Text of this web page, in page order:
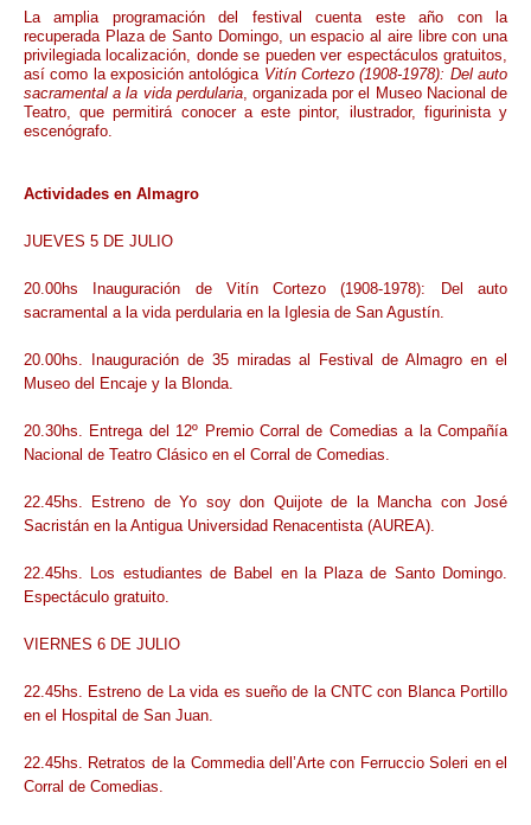
La amplia programación del festival cuenta este año con la
recuperada Plaza de Santo Domingo, un espacio al aire libre con una
privilegiada localización, donde se pueden ver espectáculos gratuitos,
así como la exposición antológica Vitín Cortezo (1908-1978): Del auto
sacramental a la vida perdularia, organizada por el Museo Nacional de
Teatro, que permitirá conocer a este pintor, ilustrador, figurinista y
escenógrafo.
Actividades en Almagro
JUEVES 5 DE JULIO
20.00hs Inauguración de Vitín Cortezo (1908-1978): Del auto
sacramental a la vida perdularia en la Iglesia de San Agustín.
20.00hs. Inauguración de 35 miradas al Festival de Almagro en el
Museo del Encaje y la Blonda.
20.30hs. Entrega del 12º Premio Corral de Comedias a la Compañía
Nacional de Teatro Clásico en el Corral de Comedias.
22.45hs. Estreno de Yo soy don Quijote de la Mancha con José
Sacristán en la Antigua Universidad Renacentista (AUREA).
22.45hs. Los estudiantes de Babel en la Plaza de Santo Domingo.
Espectáculo gratuito.
VIERNES 6 DE JULIO
22.45hs. Estreno de La vida es sueño de la CNTC con Blanca Portillo
en el Hospital de San Juan.
22.45hs. Retratos de la Commedia dell’Arte con Ferruccio Soleri en el
Corral de Comedias.